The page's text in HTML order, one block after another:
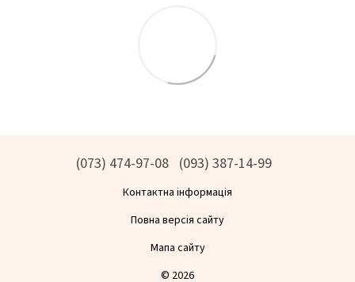
(073) 474-97-08 (093) 387-14-99
Контактна інформація
Повна версія сайту
Мапа сайту
© 2026